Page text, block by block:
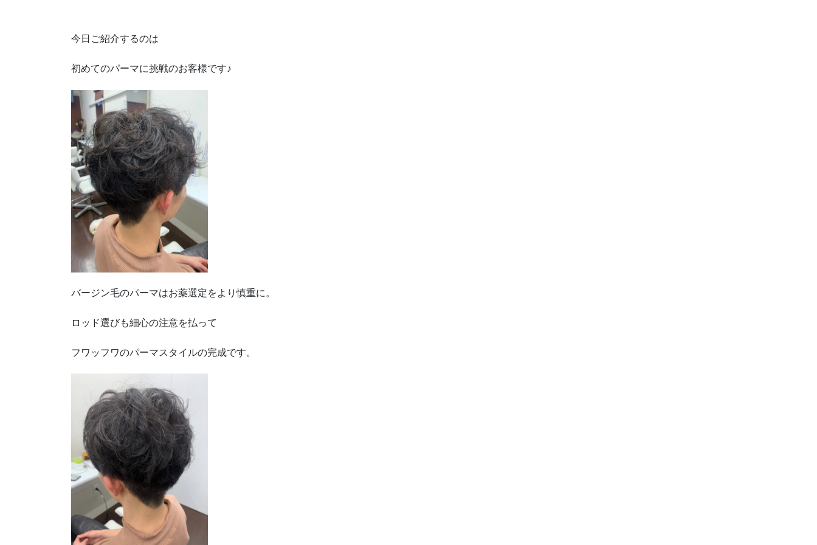
今日ご紹介するのは
初めてのパーマに挑戦のお客様です♪
バージン毛のパーマはお薬選定をより慎重に。
ロッド選びも細心の注意を払って
フワッフワのパーマスタイルの完成です。